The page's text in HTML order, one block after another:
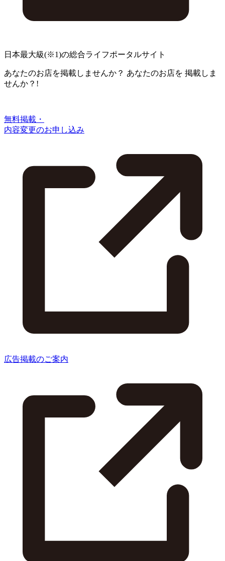
日本最大級(※1)の総合ライフポータルサイト
あなたのお店を掲載しませんか？ あなたのお店を 掲載しま
せんか？!
無料掲載・
内容変更のお申し込み
広告掲載のご案内